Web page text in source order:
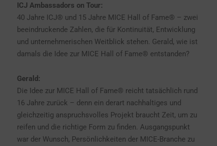
ICJ Ambassadors on Tour:
40 Jahre ICJ® und 15 Jahre MICE Hall of Fame® – zwei
beeindruckende Zahlen, die für Kontinuität, Entwicklung
und unternehmerischen Weitblick stehen. Gerald, wie ist
damals die Idee zur MICE Hall of Fame® entstanden?
Gerald:
Die Idee zur MICE Hall of Fame® reicht tatsächlich rund
16 Jahre zurück – denn ein derart nachhaltiges und
gleichzeitig anspruchsvolles Projekt braucht Zeit, um zu
reifen und die richtige Form zu finden. Ausgangspunkt
war der Wunsch, Persönlichkeiten der MICE-Branche zu